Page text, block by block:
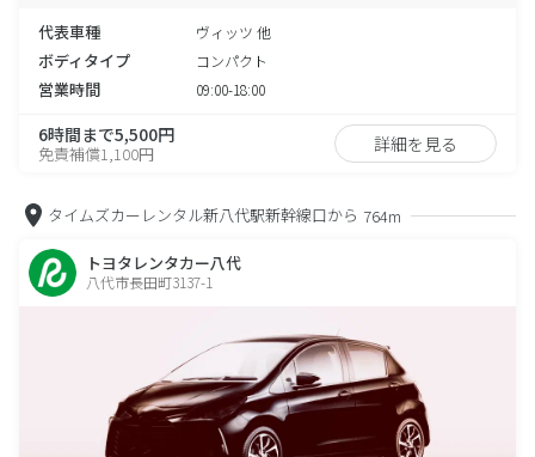
代表車種 ヴィッツ 他
ボディタイプ コンパクト
営業時間 09:00-18:00
6時間まで5,500円
免責補償1,100円 詳細を見る
タイムズカーレンタル新八代駅新幹線口から 764m
トヨタレンタカー八代
八代市長田町3137-1